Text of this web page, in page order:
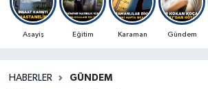
Asayiş Eğitim Karaman Gündem
HABERLER GÜNDEM
Spor Haberleri
Ulusal Haberler